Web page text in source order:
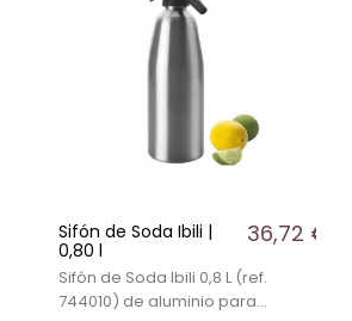
Sifón de Soda Ibili |
0,80 l
36,72 €
Sifón de Soda Ibili 0,8 L (ref.
744010) de aluminio para